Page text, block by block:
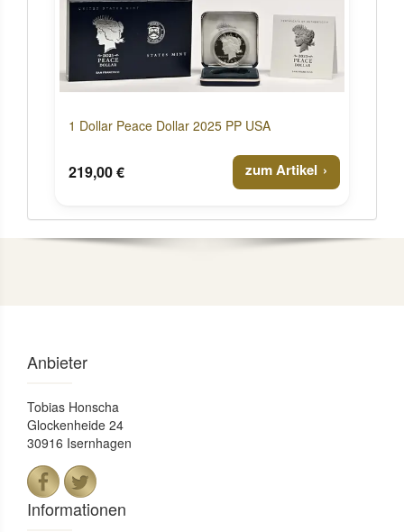
1 Dollar Peace Dollar 2025 PP USA
219,00 € zum Artikel
Anbieter
Tobias Honscha
Glockenheide 24
30916 Isernhagen
Informationen